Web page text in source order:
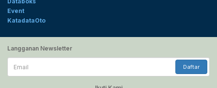
Event
KatadataOto
Langganan Newsletter
Email
Daftar